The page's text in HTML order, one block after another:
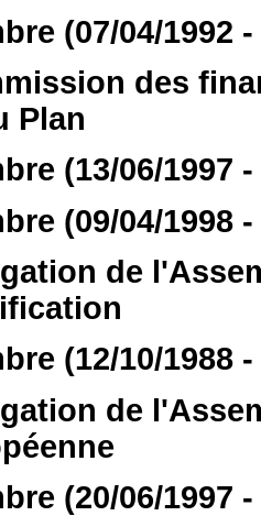
(07/04/1992
des
Plan
(13/06/1997
(09/04/1998
de
(12/10/1988
de
(20/06/1997